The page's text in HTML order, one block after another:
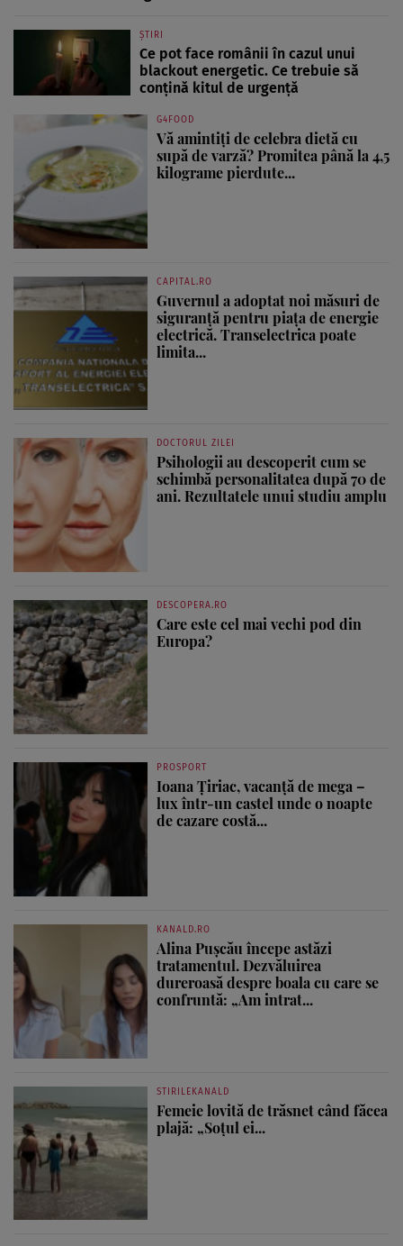
ȘTIRI
Ce pot face românii în cazul unui
blackout energetic. Ce trebuie să
conțină kitul de urgență
G4FOOD
Vă amintiți de celebra dietă cu
supă de varză? Promitea până la 4,5
kilograme pierdute...
CAPITAL.RO
Guvernul a adoptat noi măsuri de
siguranță pentru piața de energie
electrică. Transelectrica poate
limita...
DOCTORUL ZILEI
Psihologii au descoperit cum se
schimbă personalitatea după 70 de
ani. Rezultatele unui studiu amplu
DESCOPERA.RO
Care este cel mai vechi pod din
Europa?
PROSPORT
Ioana Țiriac, vacanță de mega –
lux într-un castel unde o noapte
de cazare costă...
KANALD.RO
Alina Pușcău începe astăzi
tratamentul. Dezvăluirea
dureroasă despre boala cu care se
confruntă: „Am intrat...
STIRILEKANALD
Femeie lovită de trăsnet când făcea
plajă: „Soțul ei...